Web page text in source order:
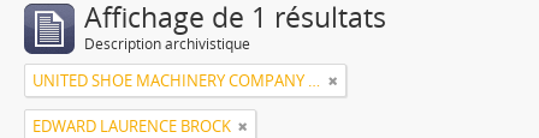
Affichage de 1 résultats
Description archivistique
UNITED SHOE MACHINERY COMPANY OF SOUTH AMERICA
EDWARD LAURENCE BROCK